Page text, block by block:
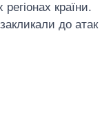
країни.
до атак
головною ціллю
рф